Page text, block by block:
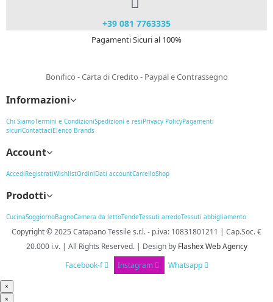
+39 081 7763335
Pagamenti Sicuri al 100%
Bonifico - Carta di Credito - Paypal e Contrassegno
Informazioni
Chi SiamoTermini e CondizioniSpedizioni e resiPrivacy PolicyPagamenti
sicuriContattaciElenco Brands
Account
AccediRegistratiWishlistOrdiniDati accountCarrelloShop
Prodotti
CucinaSoggiornoBagnoCamera da lettoTendeTessuti arredoTessuti abbigliamento
Copyright © 2025 Catapano Tessile s.r.l.- p.iva: 10831801211 | Cap.Soc. €
20.000 i.v. | All Rights Reserved. | Designby Flashex Web Agency
Facebook-f
Instagram Whatsapp
×
×